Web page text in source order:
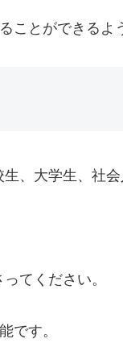
とができるよ
、大学生、社会
てください。
です。